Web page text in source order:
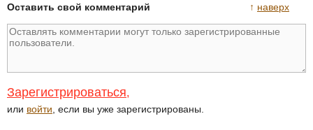
↑ наверх
Оставить свой комментарий
Зарегистрироваться,
или войти , если вы уже зарегистрированы.